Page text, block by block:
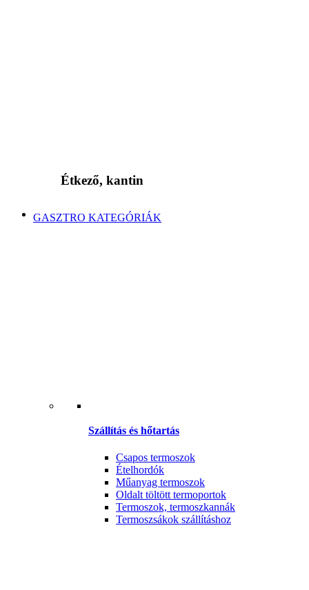
Étkező, kantin
GASZTRO KATEGÓRIÁK
Szállítás és hőtartás
Csapos termoszok
Ételhordók
Műanyag termoszok
Oldalt töltött termoportok
Termoszok, termoszkannák
Termoszsákok szállításhoz